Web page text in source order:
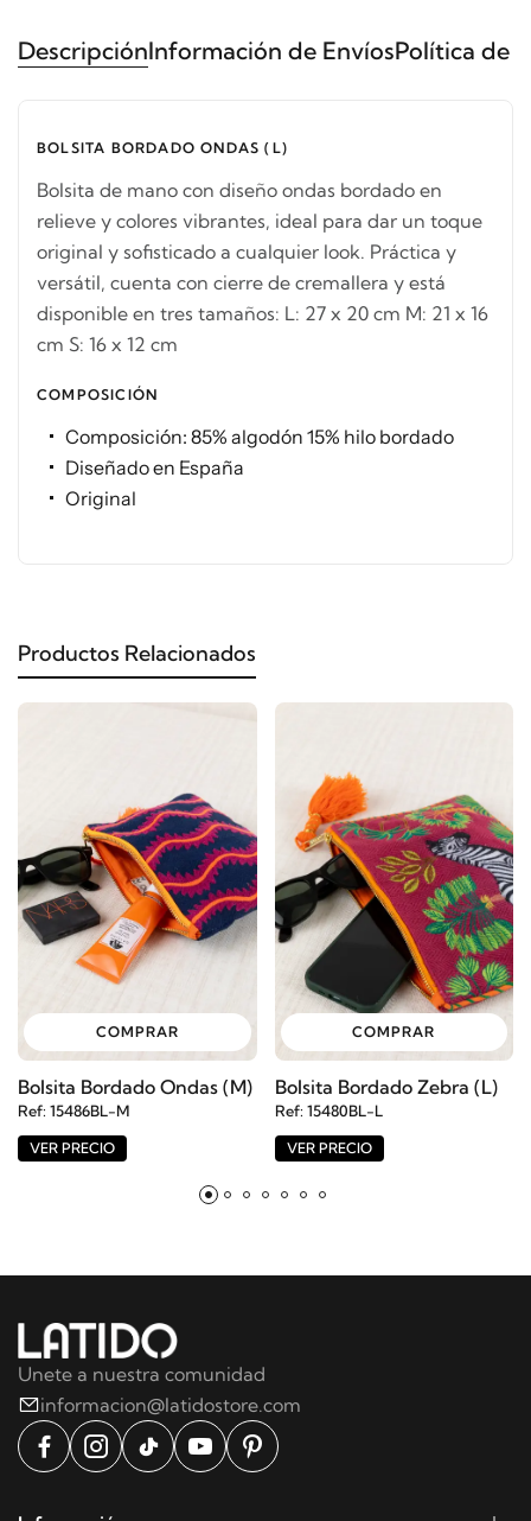
DescripciónInformación de EnvíosPolítica de
BOLSITA BORDADO ONDAS (L)
Bolsita de mano con diseño ondas bordado en
relieve y colores vibrantes, ideal para dar un toque
original y sofisticado a cualquier look. Práctica y
versátil, cuenta con cierre de cremallera y está
disponible en tres tamaños: L: 27 x 20 cm M: 21 x 16
cm S: 16 x 12 cm
COMPOSICIÓN
Composición: 85% algodón 15% hilo bordado
Diseñado en España
Original
Productos Relacionados
COMPRAR
Bolsita Bordado Ondas (M)
Ref: 15486BL-M
VER PRECIO
COMPRAR
Bolsita Bordado Zebra (L)
Ref: 15480BL-L
VER PRECIO
Unete a nuestra comunidad
informacion@latidostore.com